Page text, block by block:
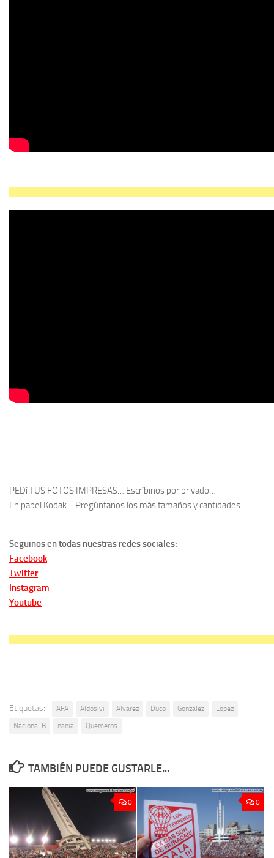
PEDí TUS FOTOS IMPRESAS… Escríbinos por privado…
En papel Kodak… Pregúntanos los más tamaños y cantidades…
Seguinos en todas nuestras redes sociales:
Facebook
Twitter
Instagram
Youtube
Etiquetas: AFA Aldosivi Alvarez Duco Gonzalez
Lopez
Nacional B
nania Quemeros
TAMBIÉN PUEDE GUSTARLE...
0 0